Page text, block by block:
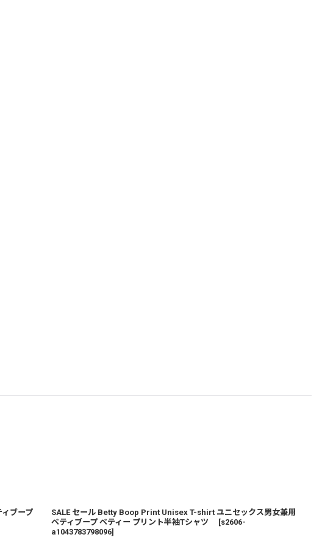
ブープ
SALE セール Betty Boop Print Unisex T-shirt ユニセックス男女兼用
ベティブープ ベティー プリント半袖Tシャツ
[s2606-
a1043783798096]